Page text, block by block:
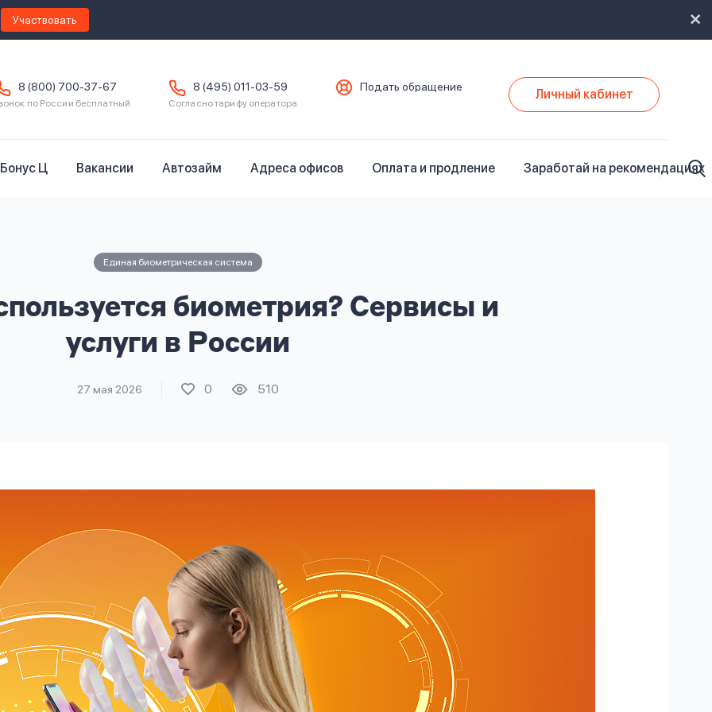
Участвовать
8 (800) 700-37-67
по России бесплатный
8 (495) 011-03-59
Согласно тарифу оператора
Подать обращение Личный кабинет
Бонус Ц Вакансии Автозайм Адреса офисов Оплата и продление Заработай на рекомендациях
Единая биометрическая система
биометрия? Сервисы и
услуги в России
27 мая 2026 0 510